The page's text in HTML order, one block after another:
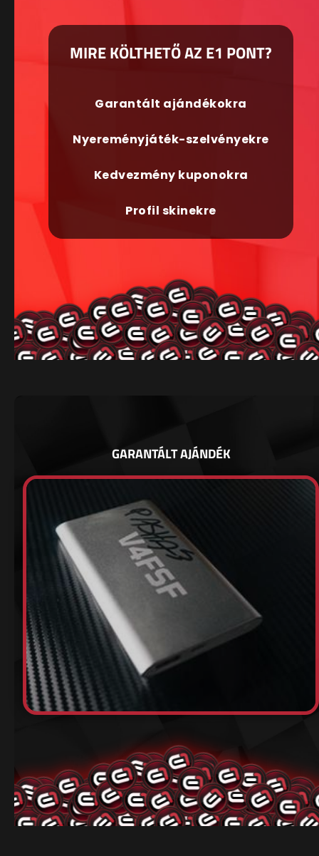
MIRE KÖLTHETŐ AZ E1 PONT?
Garantált ajándékokra
Nyereményjáték-szelvényekre
Kedvezmény kuponokra
Profil skinekre
GARANTÁLT AJÁNDÉK